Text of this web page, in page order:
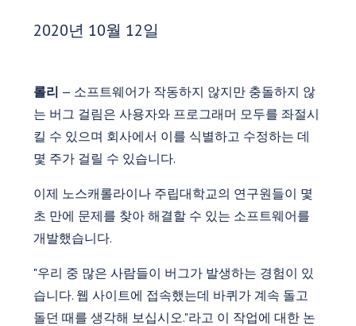
게시 날짜:
2020년 10월 12일
롤리 — 소프트웨어가 작동하지 않지만 충돌하지 않
는 버그 걸림은 사용자와 프로그래머 모두를 좌절시
킬 수 있으며 회사에서 이를 식별하고 수정하는 데
몇 주가 걸릴 수 있습니다.
이제 노스캐롤라이나 주립대학교의 연구원들이 몇
초 만에 문제를 찾아 해결할 수 있는 소프트웨어를
개발했습니다.
"우리 중 많은 사람들이 버그가 발생하는 경험이 있
습니다. 웹 사이트에 접속했는데 바퀴가 계속 돌고
돌던 때를 생각해 보십시오."라고 이 작업에 대한 논